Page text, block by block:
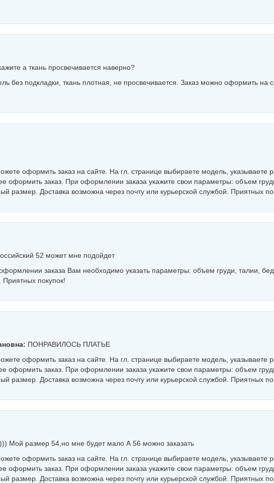
а ткань просвечивается наверно?
без подкладки, ткань плотная, не просвечивается. Заказ можно оформить на
оформить заказ на сайте. На гл. странице выбираете модель, указываете
оформить заказ. При оформлении заказа укажите свои параметры: объем
размер. Доставка возможна через почту или курьерской службой. Приятных
52 может мне подойдет
заказа Вам необходимо указать параметры: объем груди, талии,
покупок!
ПОНРАВИЛОСЬ ПЛАТЬЕ
оформить заказ на сайте. На гл. странице выбираете модель, указываете
оформить заказ. При оформлении заказа укажите свои параметры: объем
размер. Доставка возможна через почту или курьерской службой. Приятных
Мой размер 54,но мне будет мало А 56 можно заказать
оформить заказ на сайте. На гл. странице выбираете модель, указываете
оформить заказ. При оформлении заказа укажите свои параметры: объем
размер. Доставка возможна через почту или курьерской службой. Приятных